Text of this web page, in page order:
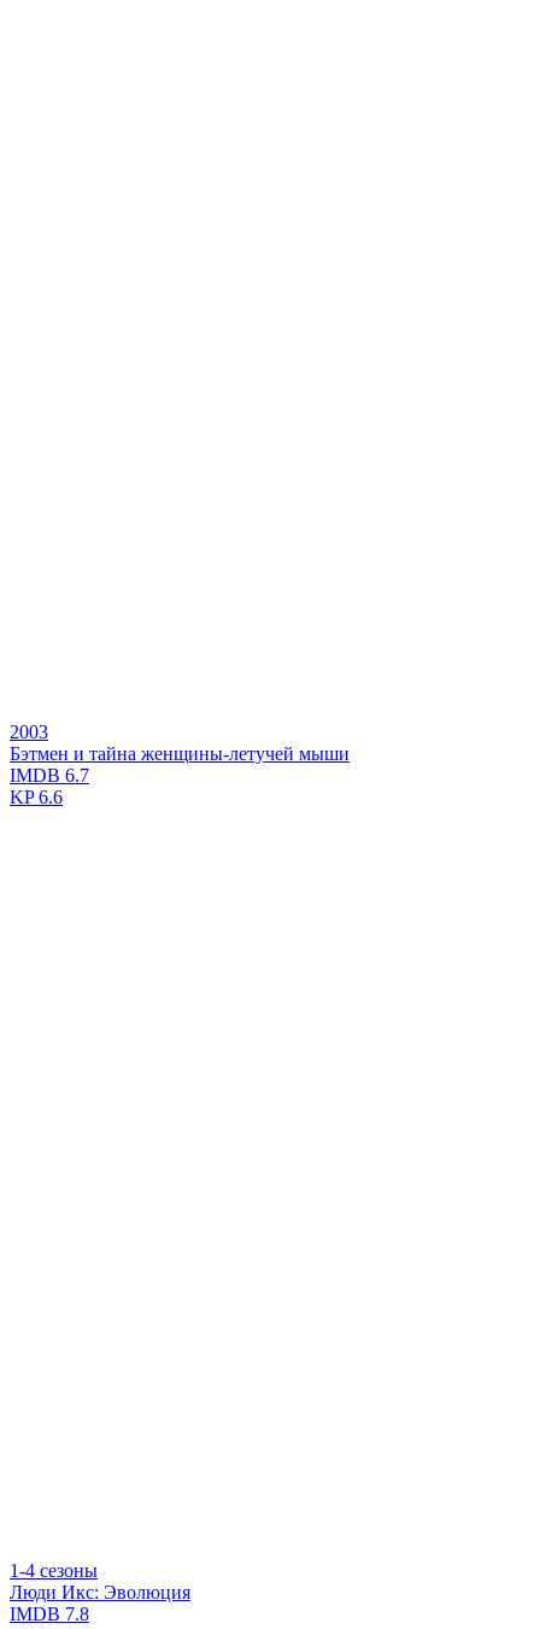
2003
Бэтмен и тайна женщины-летучей мыши
IMDB 6.7
KP6.6
1-4 сезоны
Люди Икс: Эволюция
IMDB 7.8